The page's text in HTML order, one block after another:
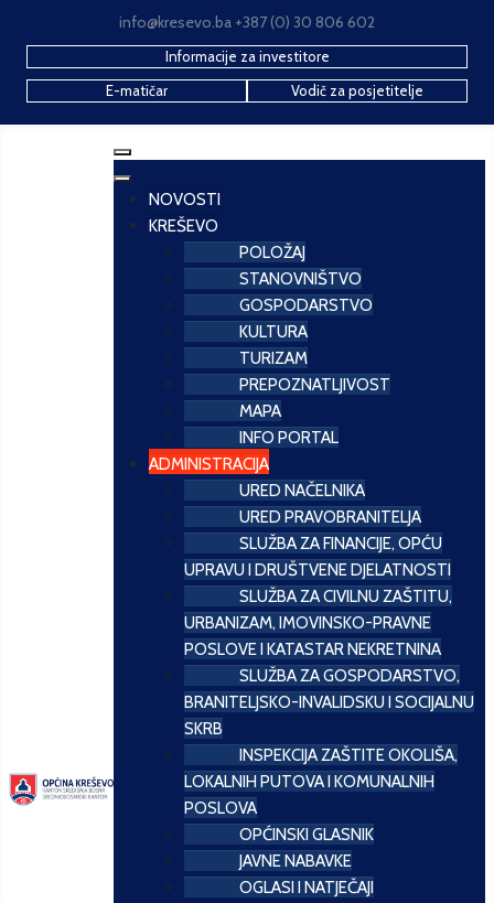
info@kresevo.ba +387 (0) 30 806 602
Informacije za investitore
E-matičar
Vodič za posjetitelje
NOVOSTI
KREŠEVO
POLOŽAJ
STANOVNIŠTVO
GOSPODARSTVO
KULTURA
TURIZAM
PREPOZNATLJIVOST
MAPA
INFO PORTAL
ADMINISTRACIJA
URED NAČELNIKA
URED PRAVOBRANITELJA
SLUŽBA ZA FINANCIJE, OPĆU
UPRAVU I DRUŠTVENE DJELATNOSTI
SLUŽBA ZA CIVILNU ZAŠTITU,
URBANIZAM, IMOVINSKO-PRAVNE
POSLOVE I KATASTAR NEKRETNINA
SLUŽBA ZA GOSPODARSTVO,
BRANITELJSKO-INVALIDSKU I SOCIJALNU
SKRB
INSPEKCIJA ZAŠTITE OKOLIŠA,
LOKALNIH PUTOVA I KOMUNALNIH
POSLOVA
OPĆINSKI GLASNIK
JAVNE NABAVKE
OGLASI I NATJEČAJI